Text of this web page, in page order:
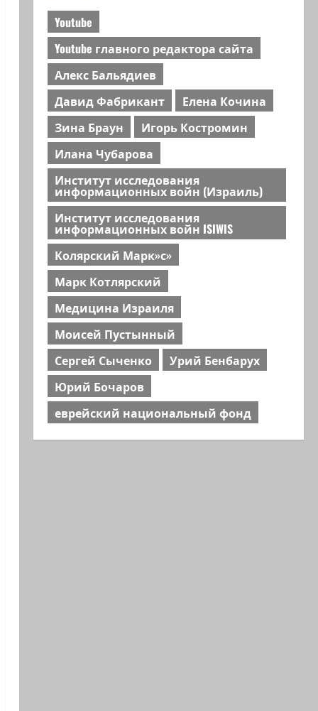
Youtube
Youtube главного редактора сайта
Алекс Бальядиев
Давид Фабрикант
Елена Кочина
Зина Браун
Игорь Костромин
Илана Чубарова
Институт исследования
информационных войн (Израиль)
Институт исследования
информационных войн ISIWIS
Колярский Марк»с»
Марк Котлярский
Медицина Израиля
Моисей Пустынный
Сергей Сыченко
Урий Бенбарух
Юрий Бочаров
еврейский национальный фонд